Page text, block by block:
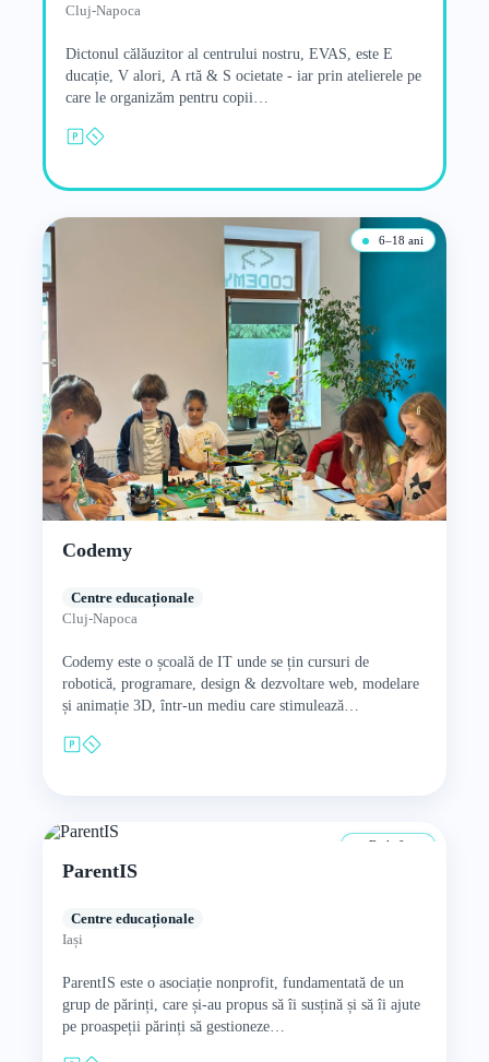
Cluj-Napoca
Dictonul călăuzitor al centrului nostru, EVAS, este E
ducație, V alori, A rtă & S ocietate - iar prin atelierele pe
care le organizăm pentru copii…
6–18 ani
Codemy
Centre educaționale
Cluj-Napoca
Codemy este o școală de IT unde se țin cursuri de
robotică, programare, design & dezvoltare web, modelare
și animație 3D, într-un mediu care stimulează
De la 0 ani
ParentIS
Centre educaționale
Iași
ParentIS este o asociație nonprofit, fundamentată de un
grup de părinți, care și-au propus să îi susțină și să îi ajute
pe proaspeții părinți să gestioneze…